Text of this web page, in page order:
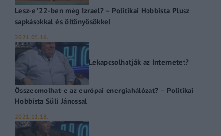
Lesz-e ’22-ben még Izrael? – Politikai Hobbista Plusz
sapkásokkal és öltönyösökkel
2021.05.16.
Lekapcsolhatják az Internetet?
Összeomolhat-e az európai energiahálózat? – Politikai
Hobbista Süli Jánossal
2021.11.18.